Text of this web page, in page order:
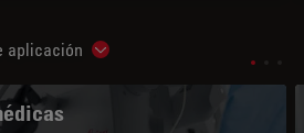
aplicación Show subnavigation